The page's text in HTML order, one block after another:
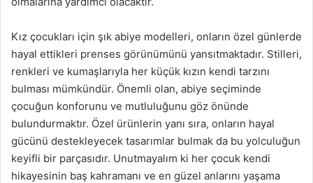
Kız çocukları için şık abiye modelleri, onların özel günlerde
hayal ettikleri prenses görünümünü yansıtmaktadır. Stilleri,
renkleri ve kumaşlarıyla her küçük kızın kendi tarzını
bulması mümkündür. Önemli olan, abiye seçiminde
çocuğun konforunu ve mutluluğunu göz önünde
bulundurmaktır. Özel ürünlerin yanı sıra, onların hayal
gücünü destekleyecek tasarımlar bulmak da bu yolculuğun
keyifli bir parçasıdır. Unutmayalım ki her çocuk kendi
hikayesinin baş kahramanı ve en güzel anlarını yaşama